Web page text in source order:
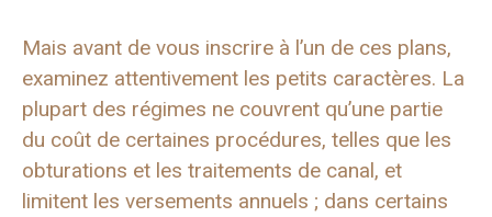
Mais avant de vous inscrire à l’un de ces plans,
examinez attentivement les petits caractères. La
plupart des régimes ne couvrent qu’une partie
du coût de certaines procédures, telles que les
obturations et les traitements de canal, et
limitent les versements annuels ; dans certains